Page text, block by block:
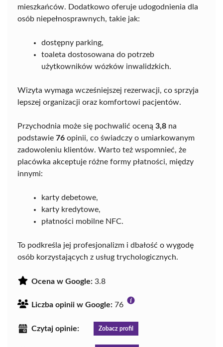
mieszkańców. Dodatkowo oferuje udogodnienia dla
osób niepełnosprawnych, takie jak:
dostępny parking,
toaleta dostosowana do potrzeb
użytkowników wózków inwalidzkich.
Wizyta wymaga wcześniejszej rezerwacji, co sprzyja
lepszej organizacji oraz komfortowi pacjentów.
Przychodnia może się pochwalić oceną 3,8 na
podstawie 76 opinii, co świadczy o umiarkowanym
zadowoleniu klientów. Warto też wspomnieć, że
placówka akceptuje różne formy płatności, między
innymi:
karty debetowe,
karty kredytowe,
płatności mobilne NFC.
To podkreśla jej profesjonalizm i dbałość o wygodę
osób korzystających z usług trychologicznych.
Ocena w Google: 3.8
Liczba opinii w Google: 76
Czytaj opinie: Zobacz profil